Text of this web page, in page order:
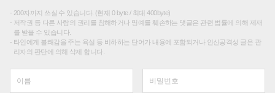
200자까지 쓰실 수 있습니다. (현재 0 byte / 최대 400byte)
저작권 등 다른 사람의 권리를 침해하거나 명예를 훼손하는 댓글은 관련 법률에 의해 제재
를 받을 수 있습니다.
타인에게 불쾌감을 주는 욕설 등 비하하는 단어가 내용에 포함되거나 인신공격성 글은 관
리자의 판단에 의해 삭제 합니다.